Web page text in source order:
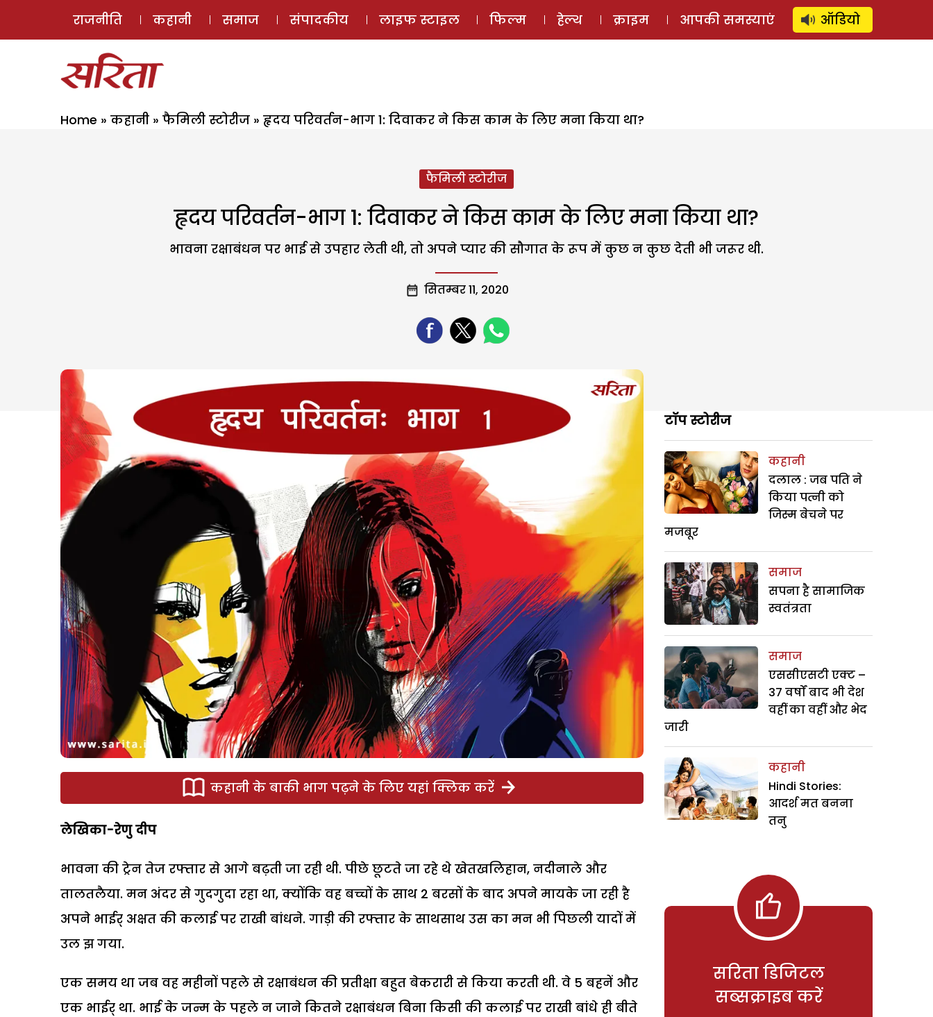
ई-मैगज़ीन ऑडियो स्टोरी लॉग इन ⚲ SUBSCRIBE
राजनीति कहानी समाज संपादकीय लाइफ स्टाइल फिल्म हेल्थ क्राइम आपकी समस्याएं ऑडियो
Home » कहानी » फैमिली स्टोरीज » हृदय परिवर्तन-भाग 1: दिवाकर ने किस काम के लिए मना किया था?
फैमिली स्टोरीज
हृदय परिवर्तन-भाग 1: दिवाकर ने किस काम के लिए मना किया था?
भावना रक्षाबंधन पर भाई से उपहार लेती थी, तो अपने प्यार की सौगात के रूप में कुछ न कुछ देती भी जरूर थी.
सितम्बर 11, 2020
कहानी के बाकी भाग पढ़ने के लिए यहां क्लिक करें
लेखिका-रेणु दीप
भावना की ट्रेन तेज रफ्तार से आगे बढ़ती जा रही थी. पीछे छूटते जा रहे थे खेतखलिहान, नदीनाले और
तालतलैया. मन अंदर से गुदगुदा रहा था, क्योंकि वह बच्चों के साथ 2 बरसों के बाद अपने मायके जा रही है
अपने भाईर् अक्षत की कलाई पर राखी बांधने. गाड़ी की रफ्तार के साथसाथ उस का मन भी पिछली यादों में
उल झ गया.
एक समय था जब वह महीनों पहले से रक्षाबंधन की प्रतीक्षा बहुत बेकरारी से किया करती थी. वे 5 बहनें और
एक भाईर् था. भाई के जन्म के पहले न जाने कितने रक्षाबंधन बिना किसी की कलाई पर राखी बांधे ही बीते
टॉप स्टोरीज
कहानी
दलाल : जब पति ने
किया पत्नी को
जिस्म बेचने पर
मजबूर
समाज
सपना है सामाजिक
स्वतंत्रता
समाज
एससीएसटी एक्ट –
37 वर्षों बाद भी देश
वहीं का वहीं और भेद
जारी
कहानी
Hindi Stories:
आदर्श मत बनना
तनु
सरिता डिजिटल
सब्सक्राइब करें